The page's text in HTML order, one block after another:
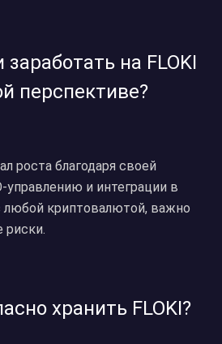
на FLOKI
перспективе?
роста благодаря своей
управлению и интеграции в
любой криптовалютой, важно
риски.
хранить FLOKI?